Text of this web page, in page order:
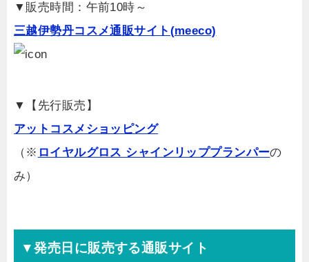
▼販売時間：午前10時～
三越伊勢丹コスメ通販サイト(meeco)
▼【先行販売】
アットコスメショッピング
（※ ロイヤルグロス シャインリッププランパーの
み）
▼発売日に販売する通販サイト